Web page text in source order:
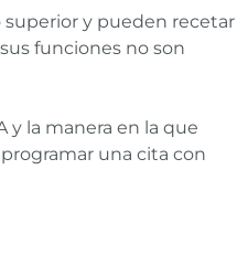
superior y pueden recetar
funciones no son
y la manera en la que
una cita con